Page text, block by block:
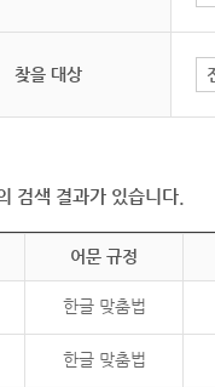
찾을 대상
검색 결과가 있습니다.
어문 규정
한글 맞춤법
한글 맞춤법